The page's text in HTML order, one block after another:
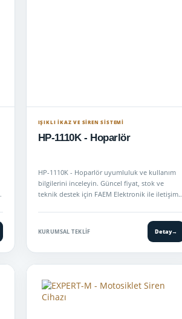
IŞIKLI İKAZ VE SİREN SİSTEMİ
HP-1110K - Hoparlör
HP-1110K - Hoparlör uyumluluk ve kullanım
bilgilerini inceleyin. Güncel fiyat, stok ve
teknik destek için FAEM Elektronik ile iletişime
KURUMSAL TEKLIF Detay→